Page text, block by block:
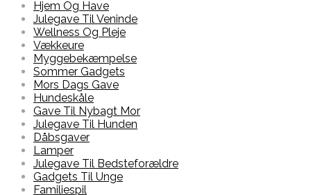
Hjem Og Have
Julegave Til Veninde
Wellness Og Pleje
Vækkeure
Myggebekæmpelse
Sommer Gadgets
Mors Dags Gave
Hundeskåle
Gave Til Nybagt Mor
Julegave Til Hunden
Dåbsgaver
Lamper
Julegave Til Bedsteforældre
Gadgets Til Unge
Familiespil